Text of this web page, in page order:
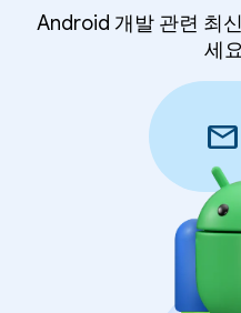
Android 개발 관련 최
세
mail